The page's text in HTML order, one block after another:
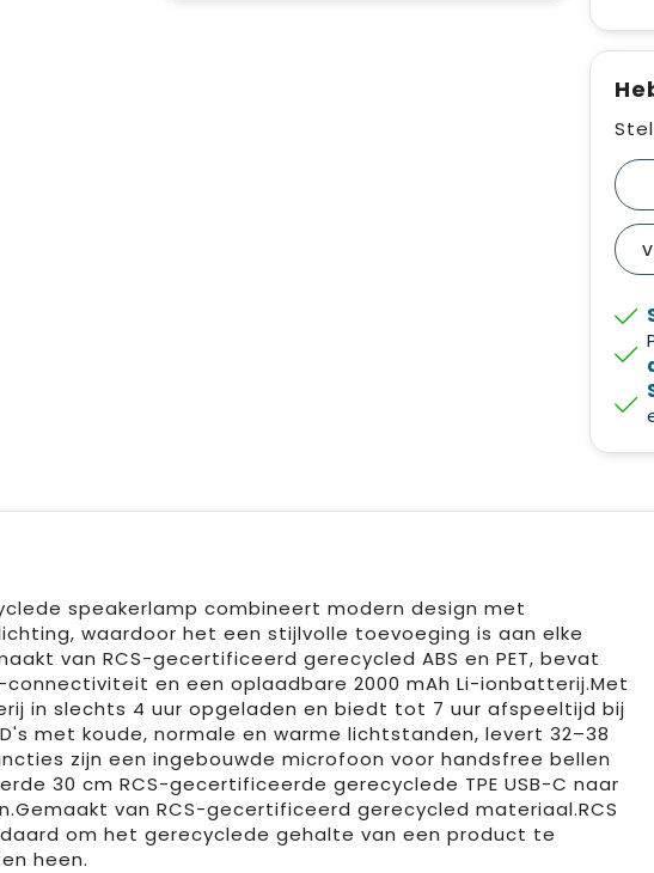
speakerlamp combineert modern design met
waardoor het een stijlvolle toevoeging is aan elke
van RCS-gecertificeerd gerecycled ABS en PET, bevat
connectiviteit en een oplaadbare 2000 mAh Li-ionbatterij.Met
in slechts 4 uur opgeladen en biedt tot 7 uur afspeeltijd bij
met koude, normale en warme lichtstanden, levert 32–38
zijn een ingebouwde microfoon voor handsfree bellen
30 cm RCS-gecertificeerde gerecyclede TPE USB-C naar
van RCS-gecertificeerd gerecycled materiaal.RCS
om het gerecyclede gehalte van een product te
heen.